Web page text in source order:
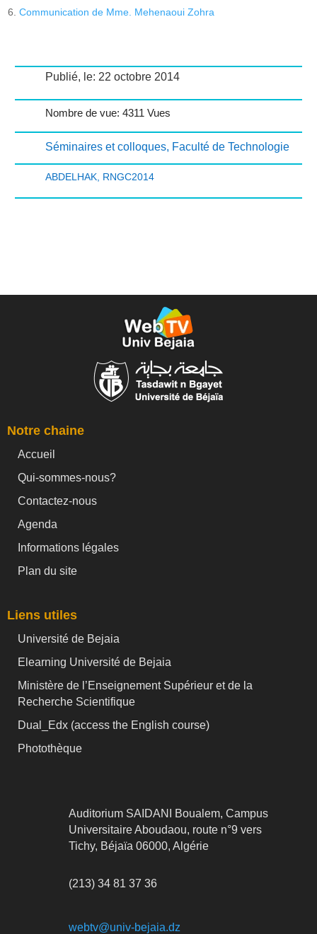
Communication de Mme. Mehenaoui Zohra
Publié, le: 22 octobre 2014
Nombre de vue: 4311 Vues
Séminaires et colloques, Faculté de Technologie
ABDELHAK, RNGC2014
Notre chaine
Accueil
Qui-sommes-nous?
Contactez-nous
Agenda
Informations légales
Plan du site
Liens utiles
Université de Bejaia
Elearning Université de Bejaia
Ministère de l’Enseignement Supérieur et de la
Recherche Scientifique
Dual_Edx (access the English course)
Photothèque
Auditorium SAIDANI Boualem, Campus
Universitaire Aboudaou, route n°9 vers
Tichy, Béjaïa 06000, Algérie
(213) 34 81 37 36
webtv@univ-bejaia.dz